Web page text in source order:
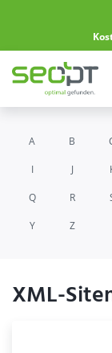
A B
I J
Q R
Y Z
XML-